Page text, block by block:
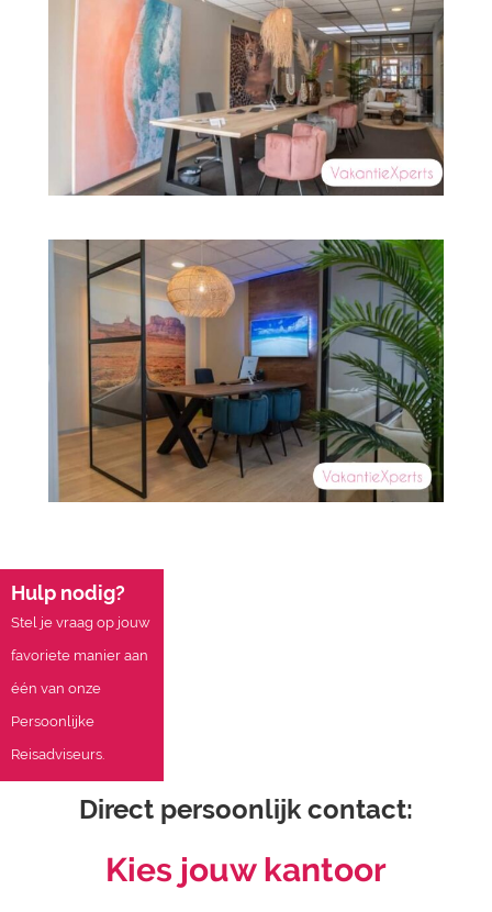
Hulp nodig?
Stel je vraag op jouw
favoriete manier aan
één van onze
Persoonlijke
Reisadviseurs.
Direct persoonlijk contact:
Kies jouw kantoor